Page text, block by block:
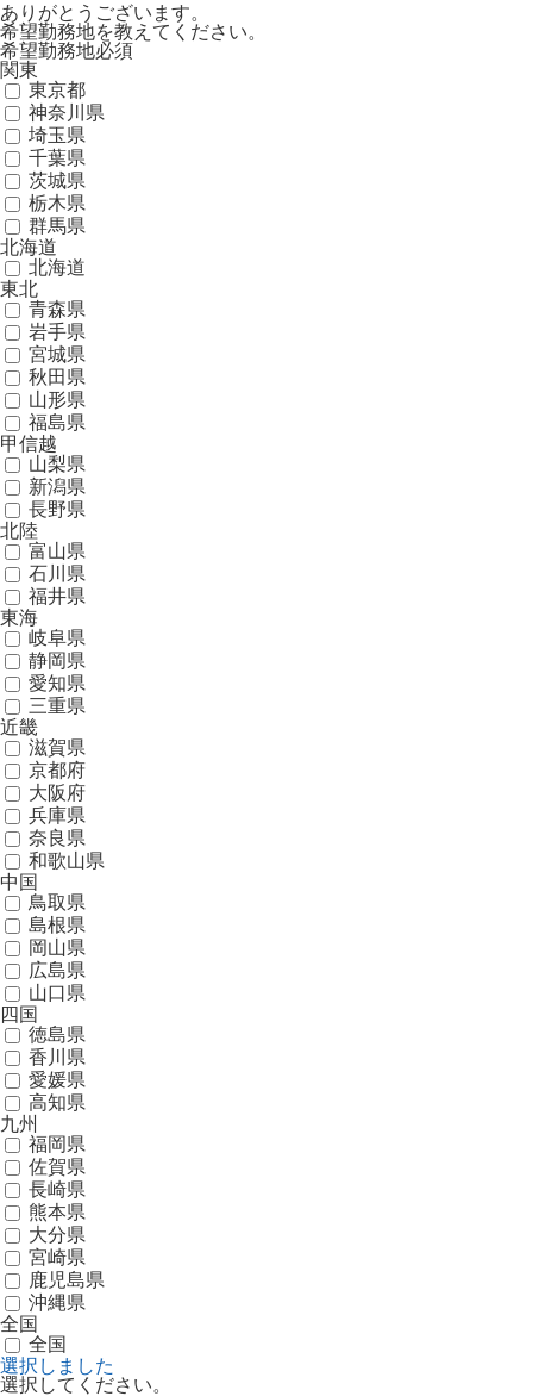
ありがとうございます。
希望勤務地を教えてください。
希望勤務地必須
関東
東京都
神奈川県
埼玉県
千葉県
茨城県
栃木県
群馬県
北海道
北海道
東北
青森県
岩手県
宮城県
秋田県
山形県
福島県
甲信越
山梨県
新潟県
長野県
北陸
富山県
石川県
福井県
東海
岐阜県
静岡県
愛知県
三重県
近畿
滋賀県
京都府
大阪府
兵庫県
奈良県
和歌山県
中国
鳥取県
島根県
岡山県
広島県
山口県
四国
徳島県
香川県
愛媛県
高知県
九州
福岡県
佐賀県
長崎県
熊本県
大分県
宮崎県
鹿児島県
沖縄県
全国
全国
選択しました
選択してください。